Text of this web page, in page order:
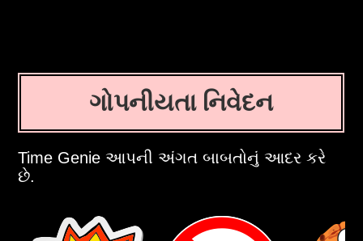
ગોપનીયતા નિવેદન
Time Genie આપની અંગત બાબતોનું આદર કરે
છે.